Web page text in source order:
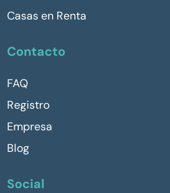
Casas en Renta
Contacto
FAQ
Registro
Empresa
Blog
Social